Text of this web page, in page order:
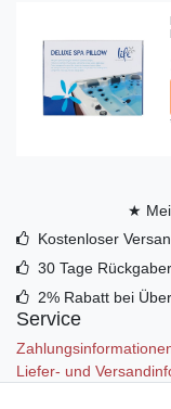
★
Kostenloser
30 Tage
2% Rabatt bei
Service
Liefer- und